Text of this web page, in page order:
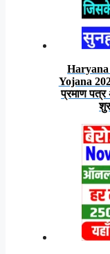
Yojana
प्रमाण पत्र